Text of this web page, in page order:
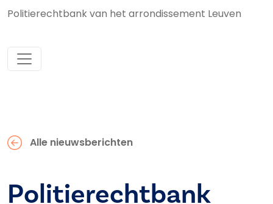
Politierechtbank van het arrondissement Leuven
Alle nieuwsberichten
Politierechtbank